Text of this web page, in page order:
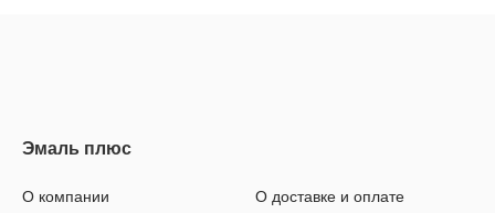
О компании О доставке и оплате